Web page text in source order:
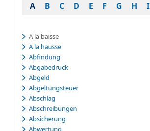
A B C D E F G H I
A la baisse
A la hausse
Abfindung
Abgabedruck
Abgeld
Abgeltungsteuer
Abschlag
Abschreibungen
Absicherung
Abwertung